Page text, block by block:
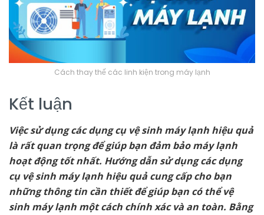
Cách thay thế các linh kiện trong máy lạnh
Kết luận
Việc sử dụng các dụng cụ vệ sinh máy lạnh hiệu quả
là rất quan trọng để giúp bạn đảm bảo máy lạnh
hoạt động tốt nhất. Hướng dẫn sử dụng các dụng
cụ vệ sinh máy lạnh hiệu quả cung cấp cho bạn
những thông tin cần thiết để giúp bạn có thể vệ
sinh máy lạnh một cách chính xác và an toàn. Bằng